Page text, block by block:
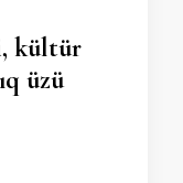
kültür
üzü